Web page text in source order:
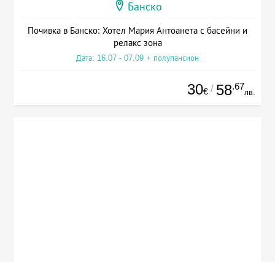
Банско
Почивка в Банско: Хотел Мария Антоанета с басейни и
релакс зона
Дата: 16.07 - 07.09 + полупансион
30€ / 58.67
лв.